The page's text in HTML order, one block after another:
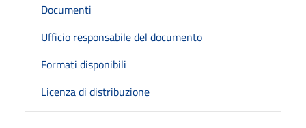
Documenti
Ufficio responsabile del documento
Formati disponibili
Licenza di distribuzione